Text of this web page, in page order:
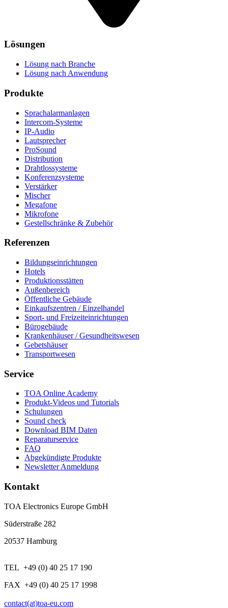
Lösungen
Lösung nach Branche
Lösung nach Anwendung
Produkte
Sprachalarmanlagen
Intercom-Systeme
IP-Audio
Lautsprecher
ProSound
Distribution
Drahtlossysteme
Konferenzsysteme
Verstärker
Mischer
Megafone
Mikrofone
Gestellschränke & Zubehör
Referenzen
Bildungseinrichtungen
Hotels
Produktionsstätten
Außenbereich
Öffentliche Gebäude
Einkaufszentren / Einzelhandel
Sport- und Freizeiteinrichtungen
Bürogebäude
Krankenhäuser / Gesundheitswesen
Gebetshäuser
Transportwesen
Service
TOA Online Academy
Produkt-Videos und Tutorials
Schulungen
Sound check
Download BIM Daten
Reparaturservice
FAQ
Abgekündigte Produkte
Newsletter Anmeldung
Kontakt
TOA Electronics Europe GmbH
Süderstraße 282
20537 Hamburg
TEL +49 (0) 40 25 17 190
FAX +49 (0) 40 25 17 1998
contact(at)toa-eu.com